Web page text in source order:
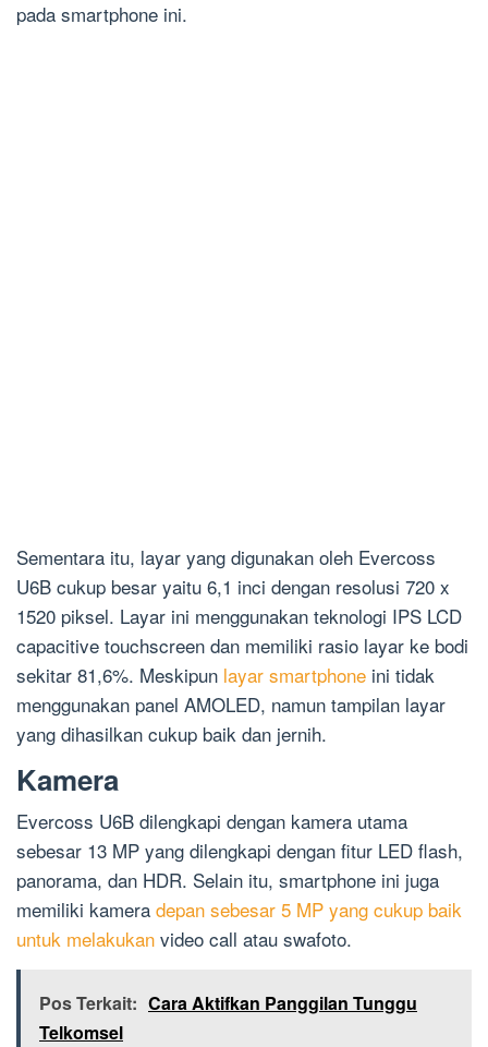
pada smartphone ini.
Sementara itu, layar yang digunakan oleh Evercoss
U6B cukup besar yaitu 6,1 inci dengan resolusi 720 x
1520 piksel. Layar ini menggunakan teknologi IPS LCD
capacitive touchscreen dan memiliki rasio layar ke bodi
sekitar 81,6%. Meskipun layar smartphone ini tidak
menggunakan panel AMOLED, namun tampilan layar
yang dihasilkan cukup baik dan jernih.
Kamera
Evercoss U6B dilengkapi dengan kamera utama
sebesar 13 MP yang dilengkapi dengan fitur LED flash,
panorama, dan HDR. Selain itu, smartphone ini juga
memiliki kamera depan sebesar 5 MP yang cukup baik
untuk melakukan video call atau swafoto.
Pos Terkait: Cara Aktifkan Panggilan Tunggu
Telkomsel